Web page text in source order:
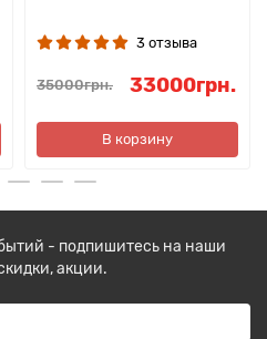
3 отзыва
35000грн. 33000грн.
В корзину
- подпишитесь на наши
акции.